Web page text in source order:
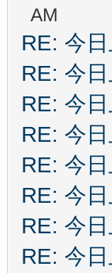
AM
RE: 今
RE: 今
RE: 今
RE: 今
RE: 今
RE: 今
RE: 今
RE: 今